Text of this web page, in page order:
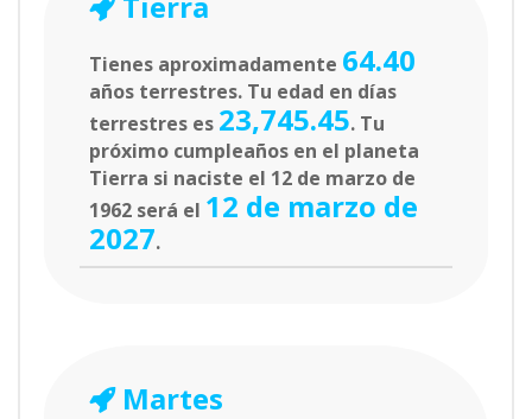
Tienes aproximadamente 64.40
años terrestres. Tu edad en días
terrestres es 23,745.45. Tu
próximo cumpleaños en el planeta
Tierra si naciste el 12 de marzo de
1962 será el 12 de marzo de
2027.
Martes